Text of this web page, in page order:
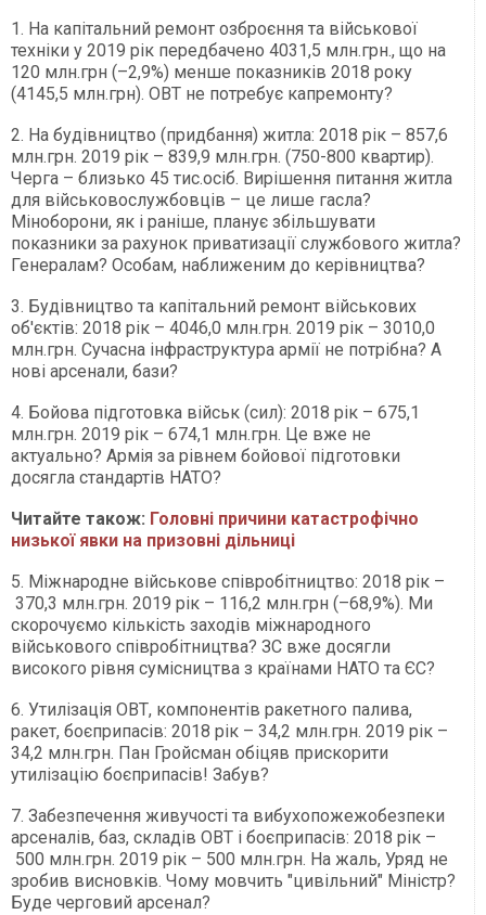
1. На капітальний ремонт озброєння та військової
техніки у 2019 рік передбачено 4031,5 млн.грн., що на
120 млн.грн (–2,9%) менше показників 2018 року
(4145,5 млн.грн). ОВТ не потребує капремонту?
2. На будівництво (придбання) житла: 2018 рік – 857,6
млн.грн. 2019 рік – 839,9 млн.грн. (750-800 квартир).
Черга – близько 45 тис.осіб. Вирішення питання житла
для військовослужбовців – це лише гасла?
Міноборони, як і раніше, планує збільшувати
показники за рахунок приватизації службового житла?
Генералам? Особам, наближеним до керівництва?
3. Будівництво та капітальний ремонт військових
об'єктів: 2018 рік – 4046,0 млн.грн. 2019 рік – 3010,0
млн.грн. Сучасна інфраструктура армії не потрібна? А
нові арсенали, бази?
4. Бойова підготовка військ (сил): 2018 рік – 675,1
млн.грн. 2019 рік – 674,1 млн.грн. Це вже не
актуально? Армія за рівнем бойової підготовки
досягла стандартів НАТО?
Читайте також: Головні причини катастрофічно
низької явки на призовні дільниці
5. Міжнародне військове співробітництво: 2018 рік –
370,3 млн.грн. 2019 рік – 116,2 млн.грн (–68,9%). Ми
скорочуємо кількість заходів міжнародного
військового співробітництва? ЗС вже досягли
високого рівня сумісництва з країнами НАТО та ЄС?
6. Утилізація ОВТ, компонентів ракетного палива,
ракет, боєприпасів: 2018 рік – 34,2 млн.грн. 2019 рік –
34,2 млн.грн. Пан Гройсман обіцяв прискорити
утилізацію боєприпасів! Забув?
7. Забезпечення живучості та вибухопожежобезпеки
арсеналів, баз, складів ОВТ і боєприпасів: 2018 рік –
500 млн.грн. 2019 рік – 500 млн.грн. На жаль, Уряд не
зробив висновків. Чому мовчить "цивільний" Міністр?
Буде черговий арсенал?